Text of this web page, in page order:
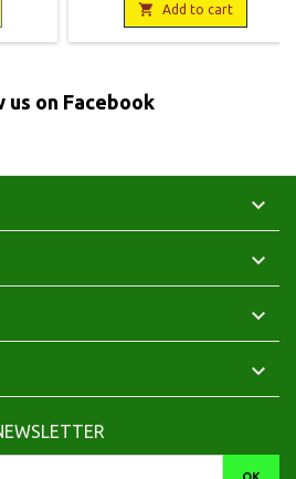
de
les
289 pages, broché. Neuf,
9782020308052
 Add to cart
us on Facebook



